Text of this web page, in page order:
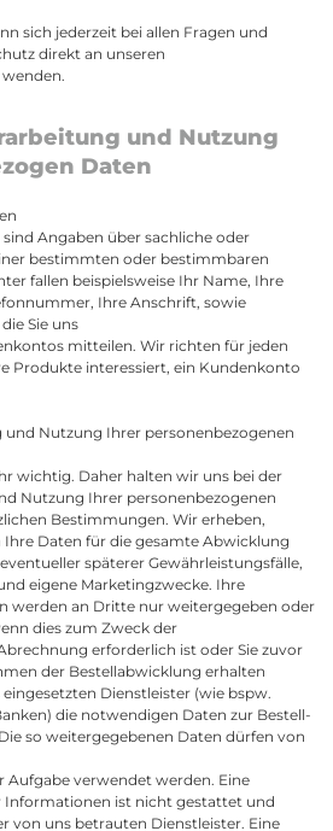
sich jederzeit bei allen Fragen und
direkt an unseren
und Nutzung
Daten
Angaben über sachliche oder
bestimmten oder bestimmbaren
fallen beispielsweise Ihr Name, Ihre
Ihre Anschrift, sowie
Sie uns
mitteilen. Wir richten für jeden
Produkte interessiert, ein Kundenkonto
und Nutzung Ihrer personenbezogenen
wichtig. Daher halten wir uns bei der
Nutzung Ihrer personenbezogenen
Bestimmungen. Wir erheben,
Daten für die gesamte Abwicklung
späterer Gewährleistungsfälle,
eigene Marketingzwecke. Ihre
werden an Dritte nur weitergegeben oder
dies zum Zweck der
erforderlich ist oder Sie zuvor
der Bestellabwicklung erhalten
Dienstleister (wie bspw.
die notwendigen Daten zur Bestell-
so weitergegebenen Daten dürfen von
Aufgabe verwendet werden. Eine
ist nicht gestattet und
von uns betrauten Dienstleister. Eine